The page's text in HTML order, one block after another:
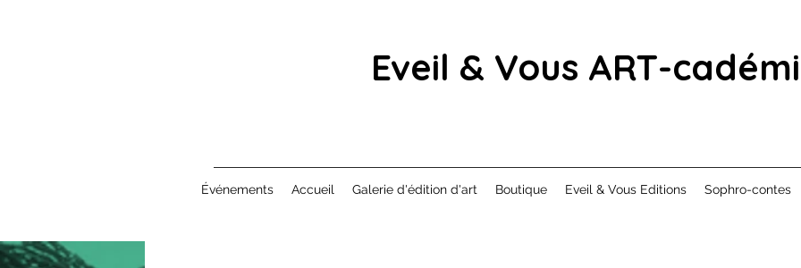
Eveil & Vous ART-
Événements Accueil Galerie d'édition d'art Boutique Eveil & Vous Editions Sophro-contes